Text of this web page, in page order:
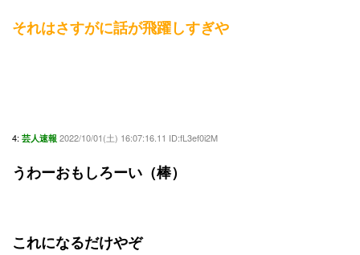
それはさすがに話が飛躍しすぎや
4: 芸人速報 2022/10/01(土) 16:07:16.11 ID:fL3ef0i2M
うわーおもしろーい（棒）
これになるだけやぞ